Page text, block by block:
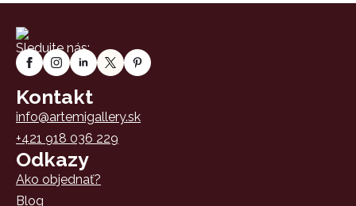
Sledujte nás:
Kontakt
info@artemigallery.sk
+421 918 036 229
Odkazy
Ako objednať?
Blog